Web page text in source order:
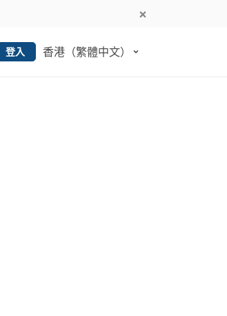
登入 香港（繁體中文）